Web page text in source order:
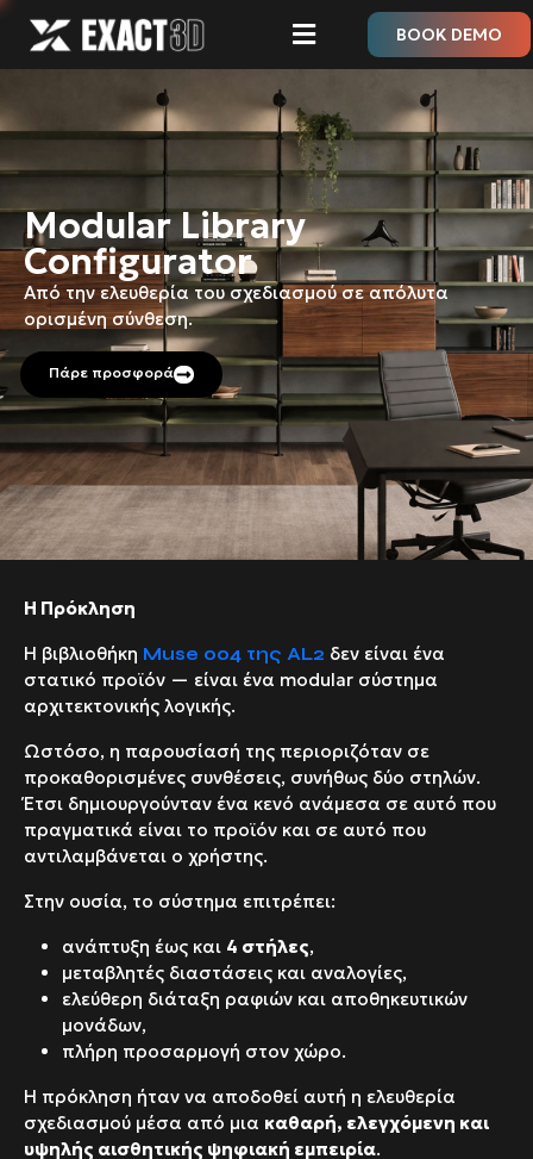
BOOK DEMO
Modular Library
Configurator
Από την ελευθερία του σχεδιασμού σε απόλυτα
ορισμένη σύνθεση.
Πάρε προσφορά
Η Πρόκληση
Η βιβλιοθήκη Muse 004 της AL2 δεν είναι ένα
στατικό προϊόν — είναι ένα modular σύστημα
αρχιτεκτονικής λογικής.
Ωστόσο, η παρουσίασή της περιοριζόταν σε
προκαθορισμένες συνθέσεις, συνήθως δύο στηλών.
Έτσι δημιουργούνταν ένα κενό ανάμεσα σε αυτό που
πραγματικά είναι το προϊόν και σε αυτό που
αντιλαμβάνεται ο χρήστης.
Στην ουσία, το σύστημα επιτρέπει:
ανάπτυξη έως και 4 στήλες,
μεταβλητές διαστάσεις και αναλογίες,
ελεύθερη διάταξη ραφιών και αποθηκευτικών
μονάδων,
πλήρη προσαρμογή στον χώρο.
Η πρόκληση ήταν να αποδοθεί αυτή η ελευθερία
σχεδιασμού μέσα από μια καθαρή, ελεγχόμενη και
υψηλής αισθητικής ψηφιακή εμπειρία.